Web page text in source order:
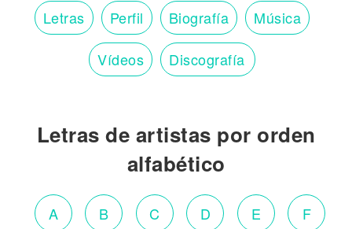
Letras Perfil Biografía Música
Vídeos Discografía
Letras de artistas por orden
alfabético
A B C D E F